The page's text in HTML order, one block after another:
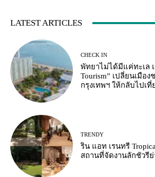
LATEST ARTICLES
CHECK IN
พัทยาไม่ได้มีแค่ทะเล เ
Tourism” เปลี่ยนเมือง
กรุงเทพฯ ให้กลับไปเ
TRENDY
ริน แอท เรนทรี
สถานที่จัดงานลักชัวรี